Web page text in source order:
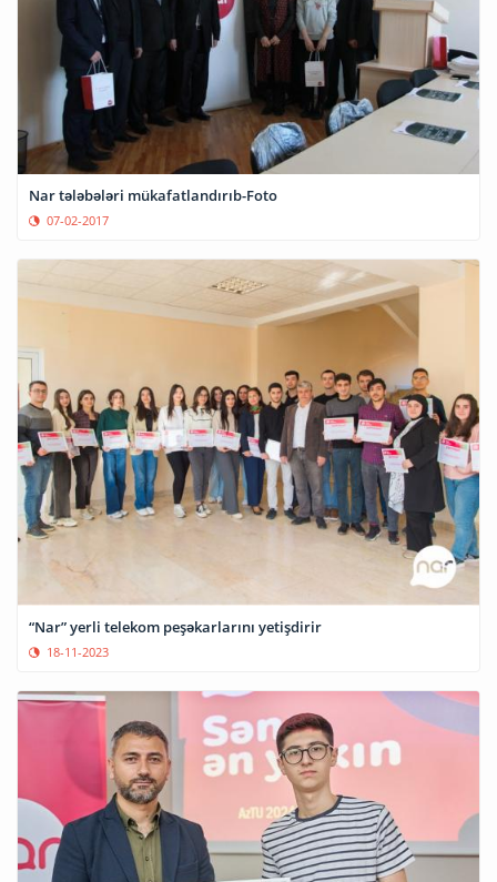
Nar tələbələri mükafatlandırıb-Foto
07-02-2017
“Nar” yerli telekom peşəkarlarını yetişdirir
18-11-2023